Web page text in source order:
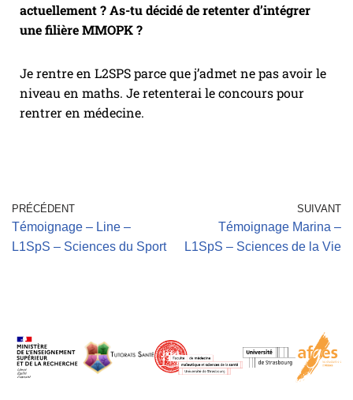
actuellement ? As-tu décidé de retenter d’intégrer
une filière MMOPK ?
Je rentre en L2SPS parce que j’admet ne pas avoir le
niveau en maths. Je retenterai le concours pour
rentrer en médecine.
PRÉCÉDENT
Témoignage – Line –
L1SpS – Sciences du Sport
SUIVANT
Témoignage Marina –
L1SpS – Sciences de la Vie